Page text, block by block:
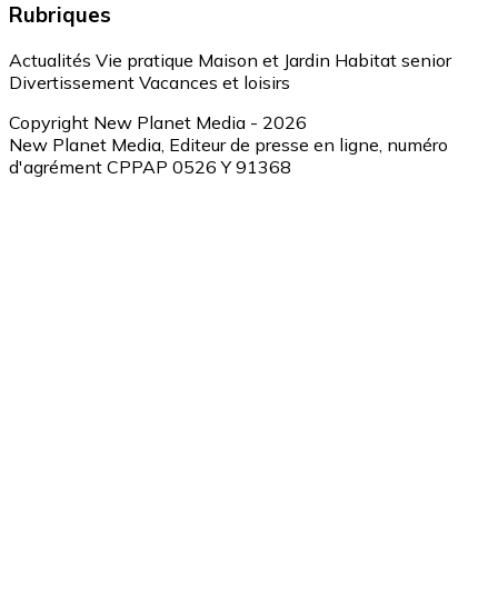
Rubriques
Actualités Vie pratique Maison et Jardin Habitat senior
Divertissement Vacances et loisirs
Copyright New Planet Media - 2026
New Planet Media, Editeur de presse en ligne, numéro
d'agrément CPPAP 0526 Y 91368